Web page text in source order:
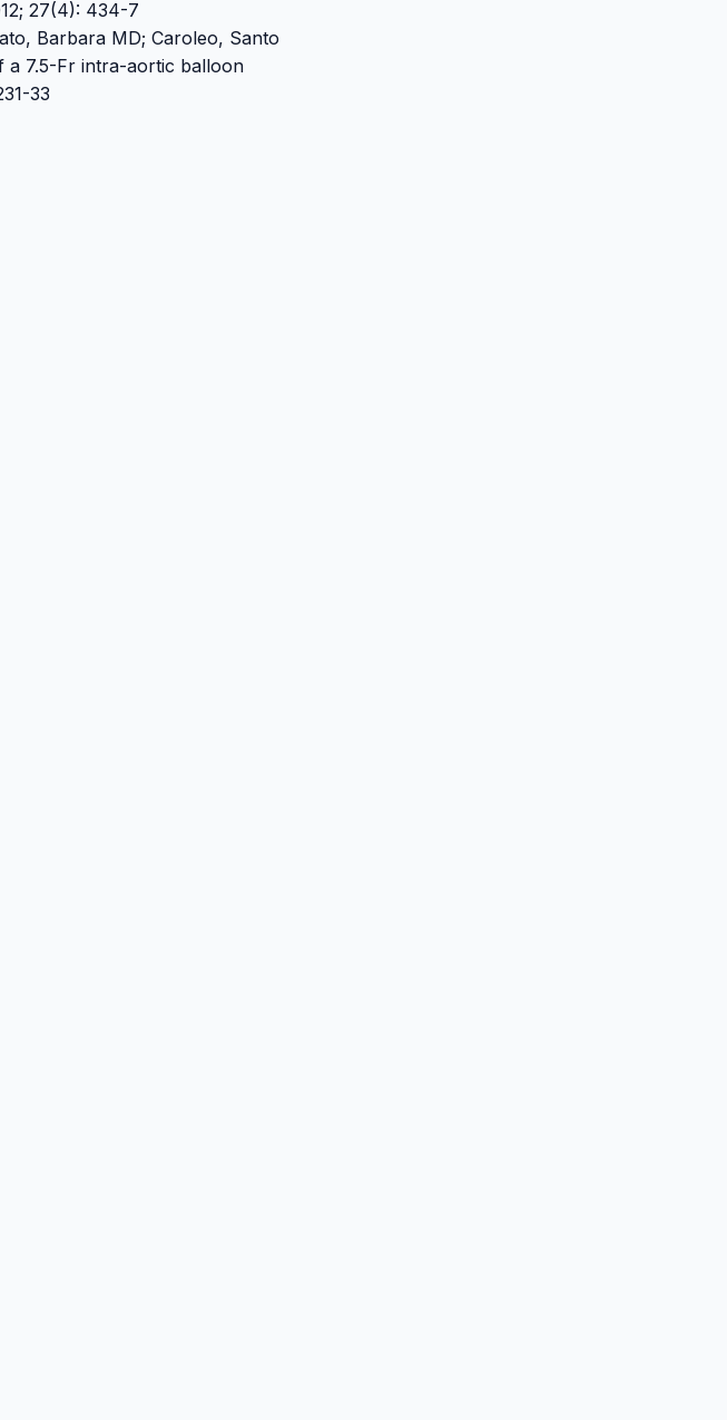
27(4): 434-7
Barbara MD; Caroleo, Santo
a 7.5-Fr intra-aortic balloon
33